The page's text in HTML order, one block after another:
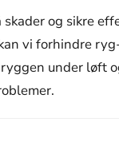
og sikre
vi forhindre
under løft